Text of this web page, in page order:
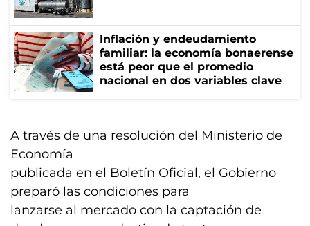
Inflación y endeudamiento
familiar: la economía bonaerense
está peor que el promedio
nacional en dos variables clave
A través de una resolución del Ministerio de
Economía
publicada en el Boletín Oficial, el Gobierno
preparó las condiciones para
lanzarse al mercado con la captación de